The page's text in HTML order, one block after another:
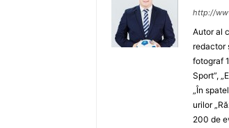
http://
Autor al
redactor
fotograf
Sport”,
„În
urilor
200 de